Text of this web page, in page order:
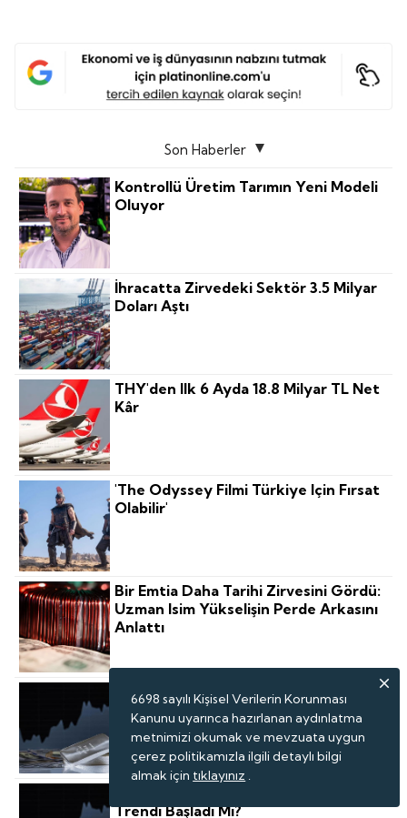
Son Haberler
Kontrollü Üretim Tarımın Yeni Modeli
Oluyor
İhracatta Zirvedeki Sektör 3.5 Milyar
Doları Aştı
THY'den Ilk 6 Ayda 18.8 Milyar TL Net
Kâr
'The Odyssey Filmi Türkiye Için Fırsat
Olabilir'
Bir Emtia Daha Tarihi Zirvesini Gördü:
Uzman Isim Yükselişin Perde Arkasını
Anlattı
Gümüşte Sert Yükseliş: Yükseliş
Trendi Başladı Mı?
Trendi Başladı Mı?
6698 sayılı Kişisel Verilerin Korunması
Kanunu uyarınca hazırlanan aydınlatma
metnimizi okumak ve mevzuata uygun
çerez politikamızla ilgili detaylı bilgi
almak için tıklayınız .